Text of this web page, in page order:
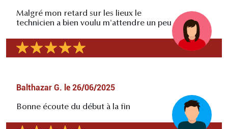
Malgré mon retard sur les lieux le
technicien a bien voulu m'attendre un peu
Balthazar G. le 26/06/2025
Bonne écoute du début à la fin